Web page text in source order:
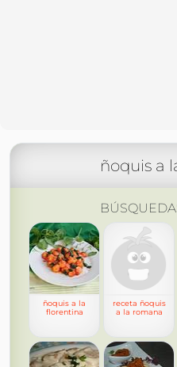
ñoquis a
ñoquis a la
florentina
receta ñoquis
a la romana